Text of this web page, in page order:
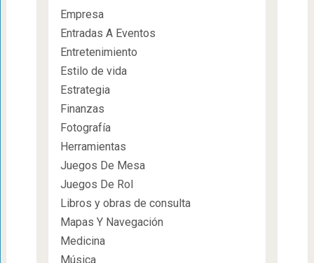
Empresa
Entradas A Eventos
Entretenimiento
Estilo de vida
Estrategia
Finanzas
Fotografía
Herramientas
Juegos De Mesa
Juegos De Rol
Libros y obras de consulta
Mapas Y Navegación
Medicina
Música